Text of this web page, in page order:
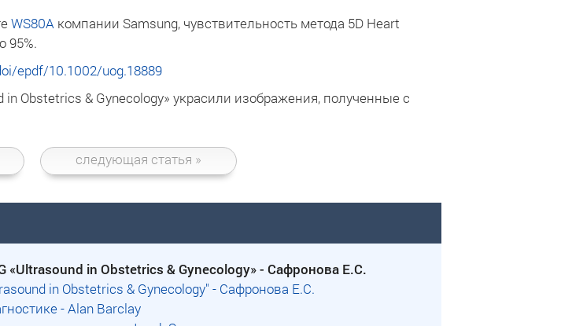
WS80A компании Samsung, чувствительность метода 5D Heart
95%.
epdf/10.1002/uog.18889
Obstetrics & Gynecology» украсили изображения, полученные с
следующая статья »
«Ultrasound in Obstetrics & Gynecology» - Сафронова Е.С.
in Obstetrics & Gynecology" - Сафронова Е.С.
- Alan Barclay